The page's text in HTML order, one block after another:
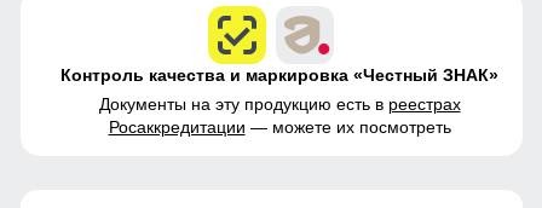
Контроль качества и маркировка «Честный ЗНАК»
Документы на эту продукцию есть в реестрах
Росаккредитации — можете их посмотреть